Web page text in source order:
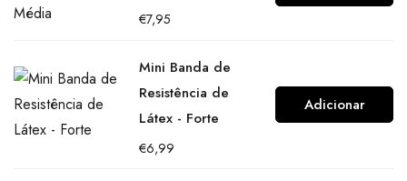
€7,95
Mini Banda de
Resistência de
Látex - Forte
€6,99
Adicionar